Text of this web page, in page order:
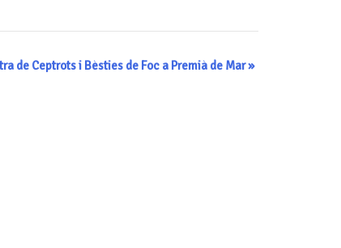
de Ceptrots i Bèsties de Foc a Premià de Mar»